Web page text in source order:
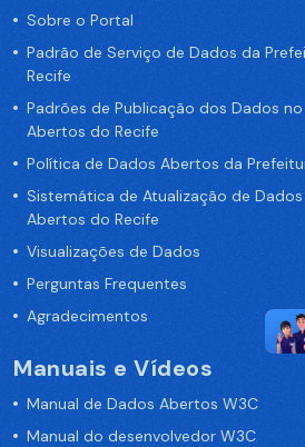
Sobre o Portal
Padrão de Serviço de Dados da
Recife
Padrões de Publicação dos Dados
Abertos do Recife
Política de Dados Abertos da
Sistemática de Atualização de
Abertos do Recife
Visualizações de Dados
Perguntas Frequentes
Agradecimentos
Manuais e Vídeos
Manual de Dados Abertos W3C
Manual do desenvolvedor W3C